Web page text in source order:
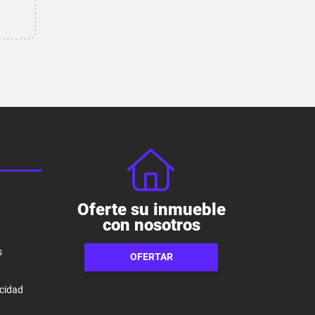
Oferte su inmueble
con nosotros
OFERTAR